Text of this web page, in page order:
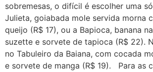
sobremesas, o difícil é escolher uma
Julieta, goiabada mole servida morna
queijo (R$ 17), ou a Bapioca, banana
suzette e sorvete de tapioca (R$ 22).
no Tabuleiro da Baiana, com cocada
e sorvete de manga (R$ 19). Para as